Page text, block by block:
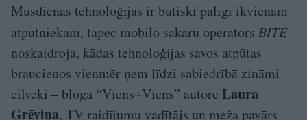
Mūsdienās tehnoloģijas ir būtiski palīgi ikvienam
atpūtniekam, tāpēc mobilo sakaru operators BITE
noskaidroja, kādas tehnoloģijas savos atpūtas
braucienos vienmēr ņem līdzi sabiedrībā zināmi
cilvēki – bloga “Viens+Viens” autore Laura
Grēviņa, TV raidījumu vadītājs un meža pavārs